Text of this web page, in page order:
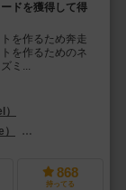
ドを獲得して得
を作るため奔走
を作るためのネ
ミ...
868
持ってる